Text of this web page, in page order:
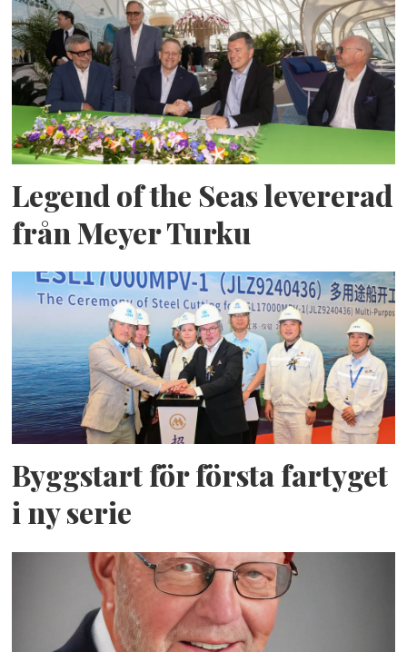
Legend of the Seas levererad
från Meyer Turku
Byggstart för första fartyget
i ny serie